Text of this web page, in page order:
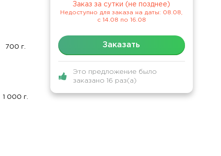
700 г.
1 000 г.
Заказ за сутки (не позднее)
Недоступно для заказа на даты: 08.08,
c 14.08 по 16.08
Заказать
Это предложение было
заказано 16 раз(а)